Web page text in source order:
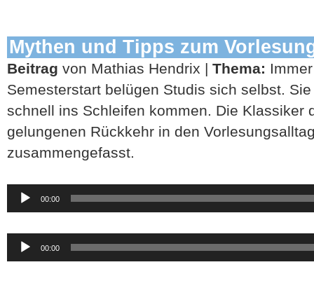
Mythen und Tipps zum
Beitrag von Mathias Hendrix | Thema:
Semesterstart belügen Studis sich selbst.
schnell ins Schleifen kommen. Die Klassiker
gelungenen Rückkehr in den
zusammengefasst.
Audio-
Player
00:00
Audio-
Player
00:00